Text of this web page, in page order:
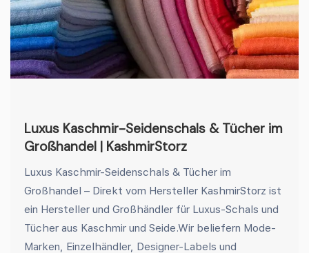
Luxus Kaschmir-Seidenschals & Tücher im
Großhandel | KashmirStorz
Luxus Kaschmir-Seidenschals & Tücher im
Großhandel – Direkt vom Hersteller KashmirStorz ist
ein Hersteller und Großhändler für Luxus-Schals und
Tücher aus Kaschmir und Seide.Wir beliefern Mode-
Marken, Einzelhändler, Designer-Labels und